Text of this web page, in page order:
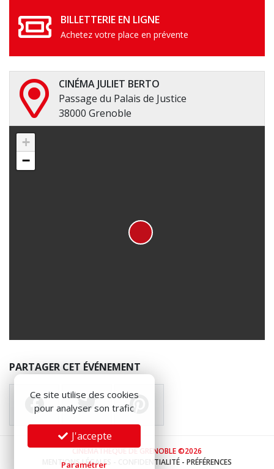
BILLETTERIE EN LIGNE
Achetez votre place en prévente
CINÉMA JULIET BERTO
Passage du Palais de Justice
38000 Grenoble
+
−
PARTAGER CET ÉVÉNEMENT
CINÉMATHÈQUE DE GRENOBLE ©2026
MENTIONS LÉGALES
CONFIDENTIALITÉ - PRÉFÉRENCES
Ce site utilise des cookies
pour analyser son trafic
J'accepte
Paramétrer